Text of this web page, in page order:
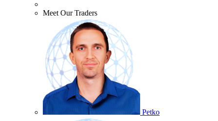
Meet Our Traders
Petko